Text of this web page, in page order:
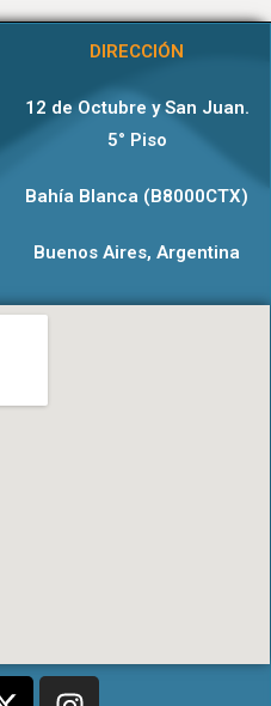
DIRECCIÓN
12 de Octubre y San Juan.
5° Piso
Bahía Blanca (B8000CTX)
Buenos Aires, Argentina